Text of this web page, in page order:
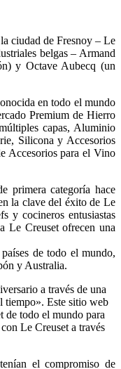
ciudad de Fresnoy – Le
belgas – Armand
y Octave Aubecq (un
en todo el mundo
Premium de Hierro
capas, Aluminio
Silicona y Accesorios
Accesorios para el Vino
primera categoría hace
la clave del éxito de Le
y cocineros entusiastas
Le Creuset ofrecen una
de todo el mundo,
y Australia.
a través de una
tiempo». Este sitio web
de todo el mundo para
Le Creuset a través
el compromiso de